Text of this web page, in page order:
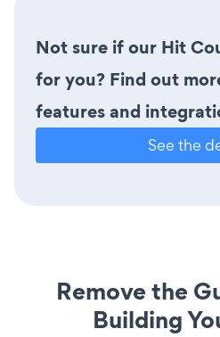
Not sure if our Hit
for you? Find out
features and
See the
Remove the
Building